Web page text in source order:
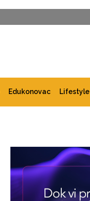
Edukonovac Lifestyle